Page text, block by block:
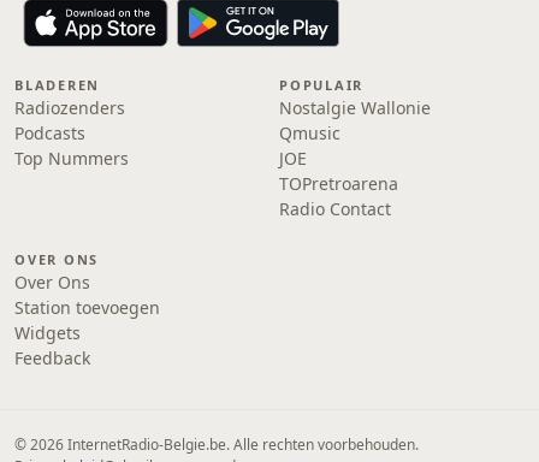
BLADEREN
Radiozenders
Podcasts
Top Nummers
POPULAIR
Nostalgie Wallonie
Qmusic
JOE
TOPretroarena
Radio Contact
OVER ONS
Over Ons
Station toevoegen
Widgets
Feedback
© 2026 InternetRadio-Belgie.be. Alle rechten voorbehouden.